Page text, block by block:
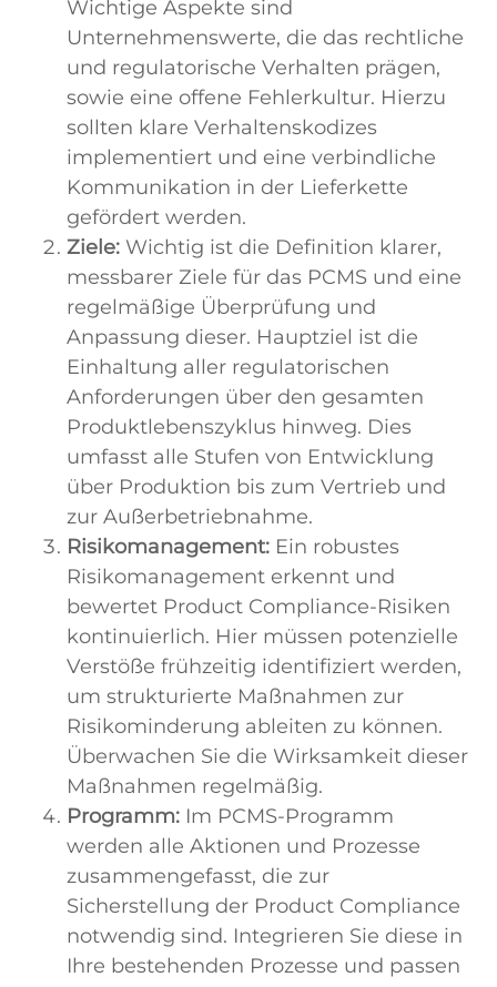
Wichtige Aspekte sind
Unternehmenswerte, die das rechtliche
und regulatorische Verhalten prägen,
sowie eine offene Fehlerkultur. Hierzu
sollten klare Verhaltenskodizes
implementiert und eine verbindliche
Kommunikation in der Lieferkette
gefördert werden.
Ziele: Wichtig ist die Definition klarer,
messbarer Ziele für das PCMS und eine
regelmäßige Überprüfung und
Anpassung dieser. Hauptziel ist die
Einhaltung aller regulatorischen
Anforderungen über den gesamten
Produktlebenszyklus hinweg. Dies
umfasst alle Stufen von Entwicklung
über Produktion bis zum Vertrieb und
zur Außerbetriebnahme.
Risikomanagement: Ein robustes
Risikomanagement erkennt und
bewertet Product Compliance-Risiken
kontinuierlich. Hier müssen potenzielle
Verstöße frühzeitig identifiziert werden,
um strukturierte Maßnahmen zur
Risikominderung ableiten zu können.
Überwachen Sie die Wirksamkeit dieser
Maßnahmen regelmäßig.
Programm: Im PCMS-Programm
werden alle Aktionen und Prozesse
zusammengefasst, die zur
Sicherstellung der Product Compliance
notwendig sind. Integrieren Sie diese in
Ihre bestehenden Prozesse und passen